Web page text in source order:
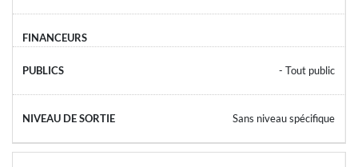
- Tout public
Sans niveau spécifique